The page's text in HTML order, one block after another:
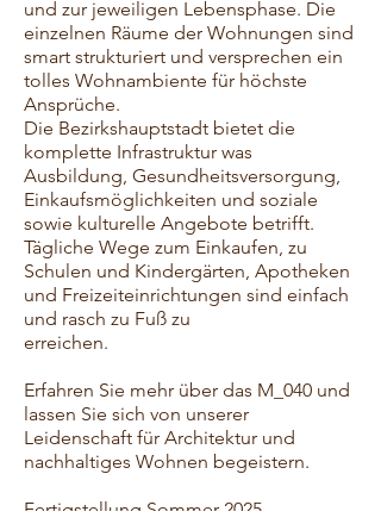
und zur jeweiligen Lebensphase. Die
einzelnen Räume der Wohnungen sind
smart strukturiert und versprechen ein
tolles Wohnambiente für höchste
Ansprüche.
Die Bezirkshauptstadt bietet die
komplette Infrastruktur was
Ausbildung, Gesundheitsversorgung,
Einkaufsmöglichkeiten und soziale
sowie kulturelle Angebote betrifft.
Tägliche Wege zum Einkaufen, zu
Schulen und Kindergärten, Apotheken
und Freizeiteinrichtungen sind einfach
und rasch zu Fuß zu
erreichen.
Erfahren Sie mehr über das M_040 und
lassen Sie sich von unserer
Leidenschaft für Architektur und
nachhaltiges Wohnen begeistern.
Fertigstellung Sommer 2025.